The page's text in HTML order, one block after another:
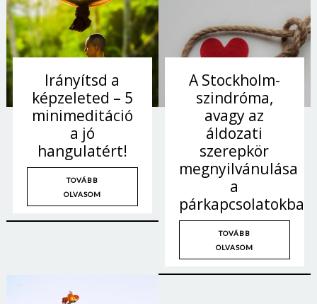
Irányítsd a
képzeleted – 5
minimeditáció
a jó
hangulatért!
TOVÁBB
OLVASOM
A Stockholm-
szindróma,
avagy az
áldozati
szerepkör
megnyilvánulása
a
párkapcsolatokban
TOVÁBB
OLVASOM